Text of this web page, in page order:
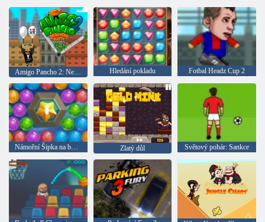
Amigo Pancho 2: New York Party Hledání pokladu Fotbal Headz Cup 2
Námořní Šipka na bubliny Zlatý důl Světový pohár: Sankce